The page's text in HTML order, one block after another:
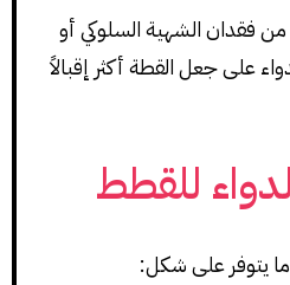
من فقدان الشهية السلوكي أو
على جعل القطة أكثر إقبالاً
للقطط
ما يتوفر على شكل: